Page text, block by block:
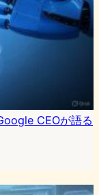
CEOが語る